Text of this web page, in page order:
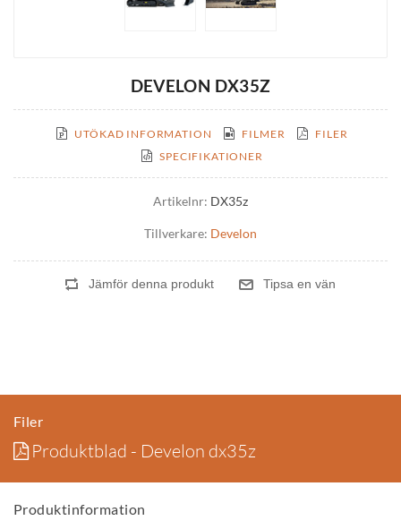
DEVELON DX35Z
UTÖKAD INFORMATION FILMER
FILER
SPECIFIKATIONER
Artikelnr: DX35z
Tillverkare: Develon
Filer
Produktblad - Develon dx35z
Produktinformation